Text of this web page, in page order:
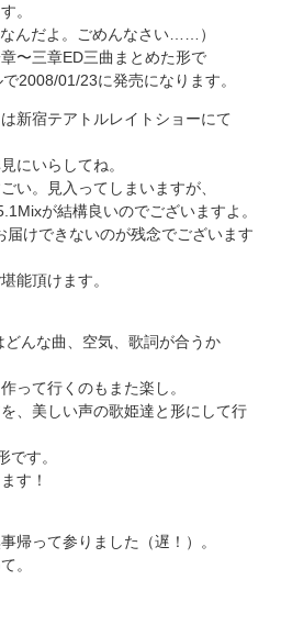
。
なんだよ。ごめんなさい……）
〜三章ED三曲まとめた形で
2008/01/23に発売になります。
新宿テアトルレイトショーにて
にいらしてね。
い。見入ってしまいますが、
が結構良いのでございますよ。
届けできないのが残念でございます
能頂けます。
んな曲、空気、歌詞が合うか
って行くのもまた楽し。
、美しい声の歌姫達と形にして行
です。
す！
帰って参りました（遅！）。
。